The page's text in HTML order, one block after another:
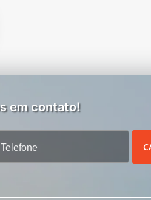
em contato!